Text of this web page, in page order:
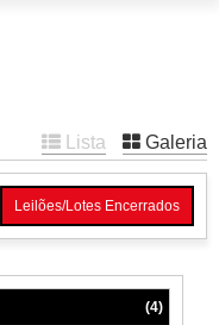
Lista Galeria
Leilões/Lotes Encerrados
(4)